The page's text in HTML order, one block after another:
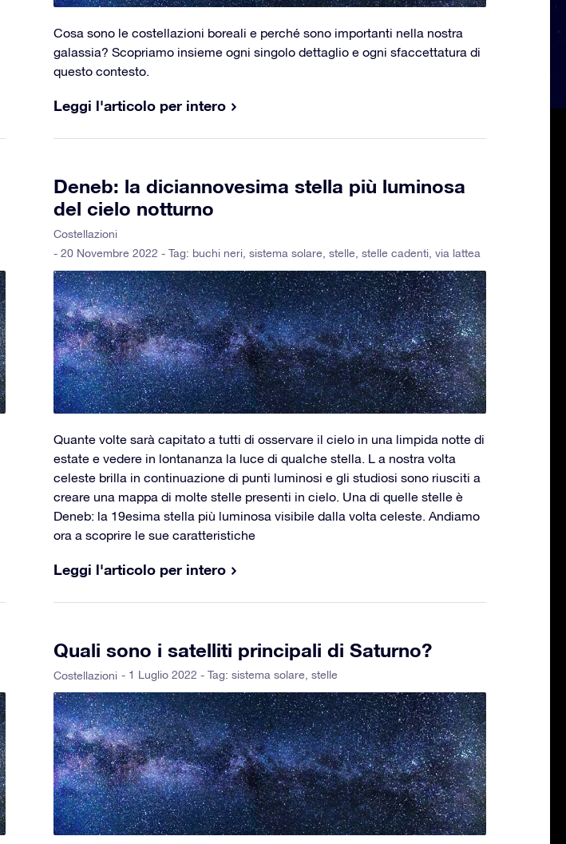
Cosa sono le costellazioni boreali e perché sono importanti nella nostra
galassia? Scopriamo insieme ogni singolo dettaglio e ogni sfaccettatura di
questo contesto.
Leggi l'articolo per intero
Deneb: la diciannovesima stella più luminosa
del cielo notturno
Costellazioni
- 20 Novembre 2022 - Tag: buchi neri sistema solare stelle stelle cadenti via lattea
Quante volte sarà capitato a tutti di osservare il cielo in una limpida notte di
estate e vedere in lontananza la luce di qualche stella. L a nostra volta
celeste brilla in continuazione di punti luminosi e gli studiosi sono riusciti a
creare una mappa di molte stelle presenti in cielo. Una di quelle stelle è
Deneb: la 19esima stella più luminosa visibile dalla volta celeste. Andiamo
ora a scoprire le sue caratteristiche
Leggi l'articolo per intero
Quali sono i satelliti principali di Saturno?
Costellazioni - 1 Luglio 2022 - Tag: sistema solare stelle